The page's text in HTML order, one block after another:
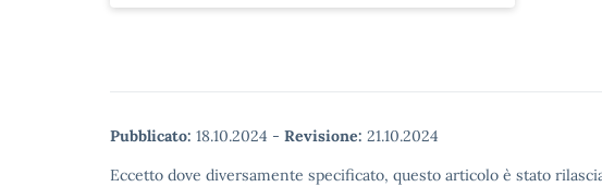
Pubblicato: 18.10.2024 - Revisione: 21.10.2024
Eccetto dove diversamente specificato, questo articolo è stato